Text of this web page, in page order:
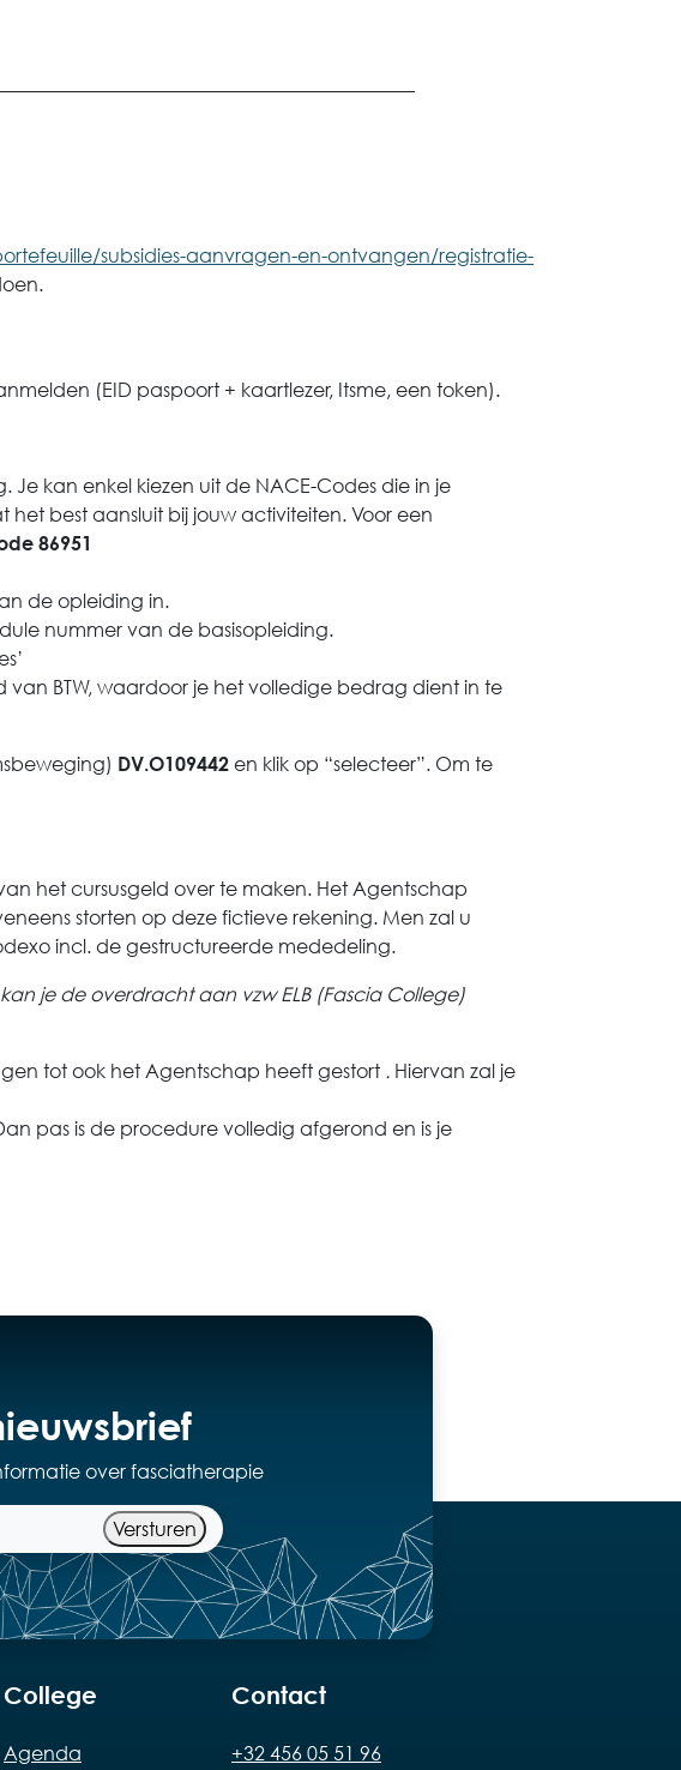
subsidies-aanvragen-en-ontvangen/registratie-
(EID paspoort + kaartlezer, Itsme, een token).
kan enkel kiezen uit de NACE-Codes die in je
het best aansluit bij jouw activiteiten. Voor een
86951
de opleiding in.
nummer van de basisopleiding.
van BTW, waardoor je het volledige bedrag dient in te
DV.O109442 en klik op “selecteer”. Om te
het cursusgeld over te maken. Het Agentschap
storten op deze fictieve rekening. Men zal u
incl. de gestructureerde mededeling.
je de overdracht aan vzw ELB (Fascia College)
tot ook het Agentschap heeft gestort . Hiervan zal je
pas is de procedure volledig afgerond en is je
over fasciatherapie
Versturen
College
Agenda
Contact
+32 456 05 51 96